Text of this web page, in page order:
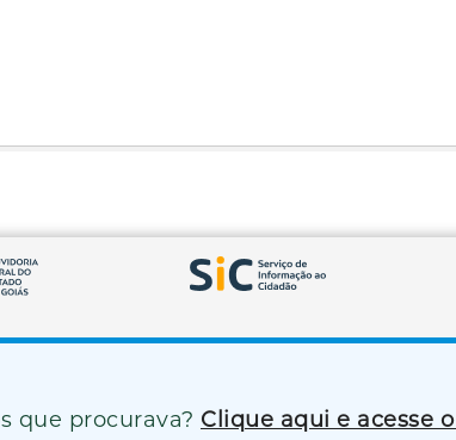
que procurava? Clique aqui e acesse